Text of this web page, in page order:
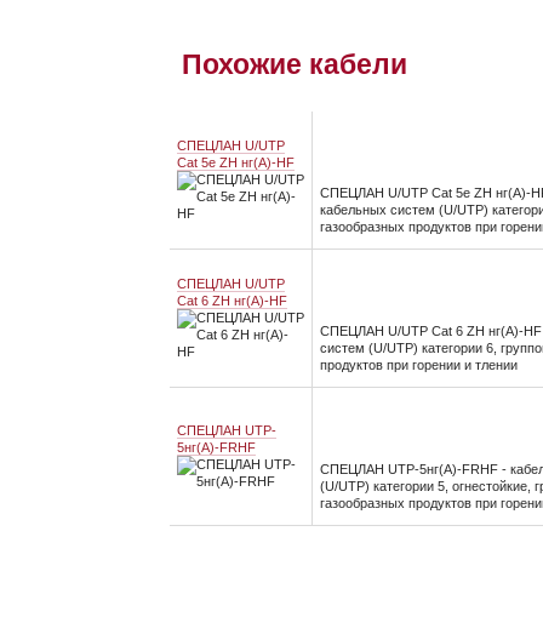
Похожие кабели
СПЕЦЛАН U/UTP
Cat 5e ZH нг(А)-HF
СПЕЦЛАН U/UTP Cat 5e ZH нг(А)-
кабельных систем (U/UTP)
газообразных продуктов при
СПЕЦЛАН U/UTP
Cat 6 ZH нг(А)-HF
СПЕЦЛАН U/UTP Cat 6 ZH нг(А)-
систем (U/UTP) категории 6,
продуктов при горении и тлении
СПЕЦЛАН UTP-
5нг(А)-FRHF
СПЕЦЛАН UTP-5нг(А)-FRHF -
(U/UTP) категории 5,
газообразных продуктов при